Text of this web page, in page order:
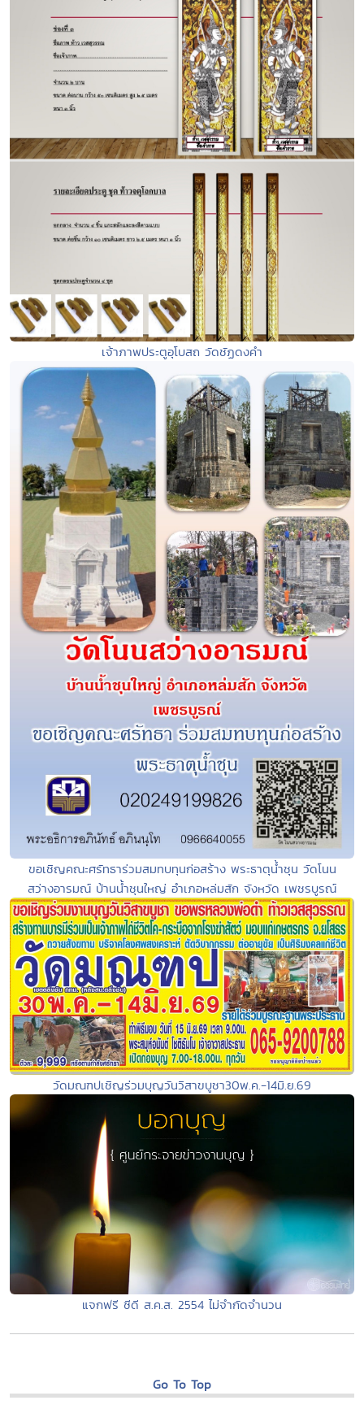
เจ้าภาพประตูอุโบสถ วัดชัฏดงคำ
ขอเชิญคณะศรัทธาร่วมสมทบทุนก่อสร้าง พระธาตุน้ำชุน วัดโนน
สว่างอารมณ์ บ้านน้ำชุนใหญ่ อำเภอหล่มสัก จังหวัด เพชรบูรณ์
วัดมณฑปเชิญร่วมบุญวันวิสาขบูชา30พ.ค.-14มิ.ย.69
แจกฟรี ซีดี ส.ค.ส. 2554 ไม่จำกัดจำนวน
Go To Top